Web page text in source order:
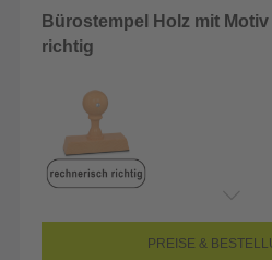
Bürostempel Holz mit
richtig
PREISE &